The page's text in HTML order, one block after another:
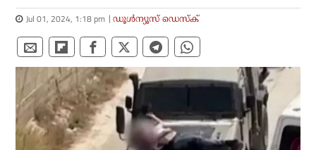
Jul 01, 2024, 1:18 pm ഡൂള്‍ന്യൂസ് ഡെസ്‌ക്